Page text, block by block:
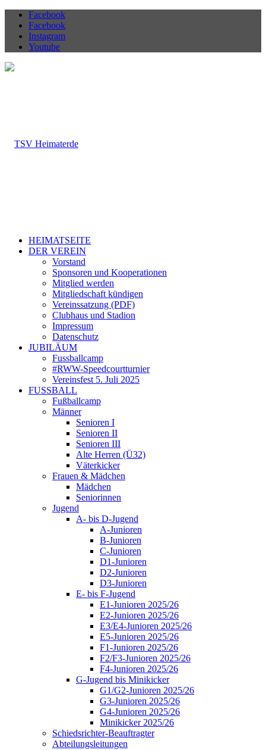
Facebook
Facebook
Instagram
Youtube
HEIMATSEITE
DER VEREIN
Vorstand
Sponsoren und Kooperationen
Mitglied werden
Mitgliedschaft kündigen
Vereinssatzung (PDF)
Clubhaus und Stadion
Impressum
Datenschutz
JUBILÄUM
Fussballcamp
#RWW-Speedcourtturnier
Vereinsfest 5. Juli 2025
FUSSBALL
Fußballcamp
Männer
Senioren I
Senioren II
Senioren III
Alte Herren (Ü32)
Väterkicker
Frauen & Mädchen
Mädchen
Seniorinnen
Jugend
A- bis D-Jugend
A-Junioren
B-Junioren
C-Junioren
D1-Junioren
D2-Junioren
D3-Junioren
E- bis F-Jugend
E1-Junioren 2025/26
E2-Junioren 2025/26
E3/E4-Junioren 2025/26
E5-Junioren 2025/26
F1-Junioren 2025/26
F2/F3-Junioren 2025/26
F4-Junioren 2025/26
G-Jugend bis Minikicker
G1/G2-Junioren 2025/26
G3-Junioren 2025/26
G4-Junioren 2025/26
Minikicker 2025/26
Schiedsrichter-Beauftragter
Abteilungsleitungen